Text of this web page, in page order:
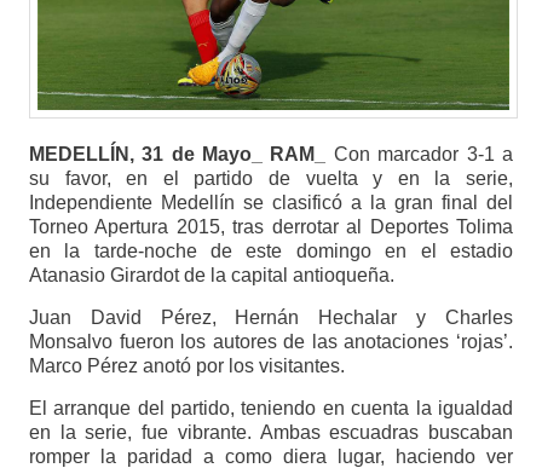
MEDELLÍN, 31 de Mayo_ RAM_ Con marcador 3-1 a
su favor, en el partido de vuelta y en la serie,
Independiente Medellín se clasificó a la gran final del
Torneo Apertura 2015, tras derrotar al Deportes Tolima
en la tarde-noche de este domingo en el estadio
Atanasio Girardot de la capital antioqueña.
Juan David Pérez, Hernán Hechalar y Charles
Monsalvo fueron los autores de las anotaciones ‘rojas’.
Marco Pérez anotó por los visitantes.
El arranque del partido, teniendo en cuenta la igualdad
en la serie, fue vibrante. Ambas escuadras buscaban
romper la paridad a como diera lugar, haciendo ver